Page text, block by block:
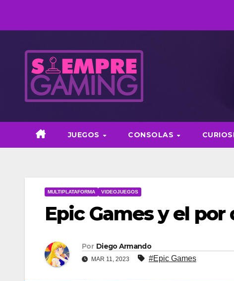
JUEGOS CONSOLAS
MULTIPLATAFORMA VIDEOJUEGOS
Epic Games y el
Por Diego Armando
MAR 11, 2023 #Epic Games